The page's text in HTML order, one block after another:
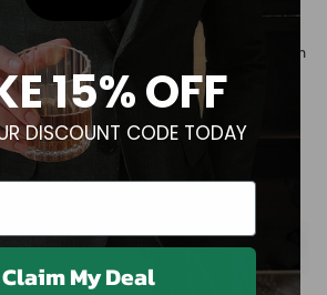
mouwen
kleur
Eenvoudig katoenen gewassen
zakelijk T-shirt
$60.00
15% OFF
DISCOUNT CODE TODAY
Claim My Deal